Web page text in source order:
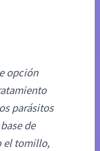
opción
parásitos
de
el tomillo,